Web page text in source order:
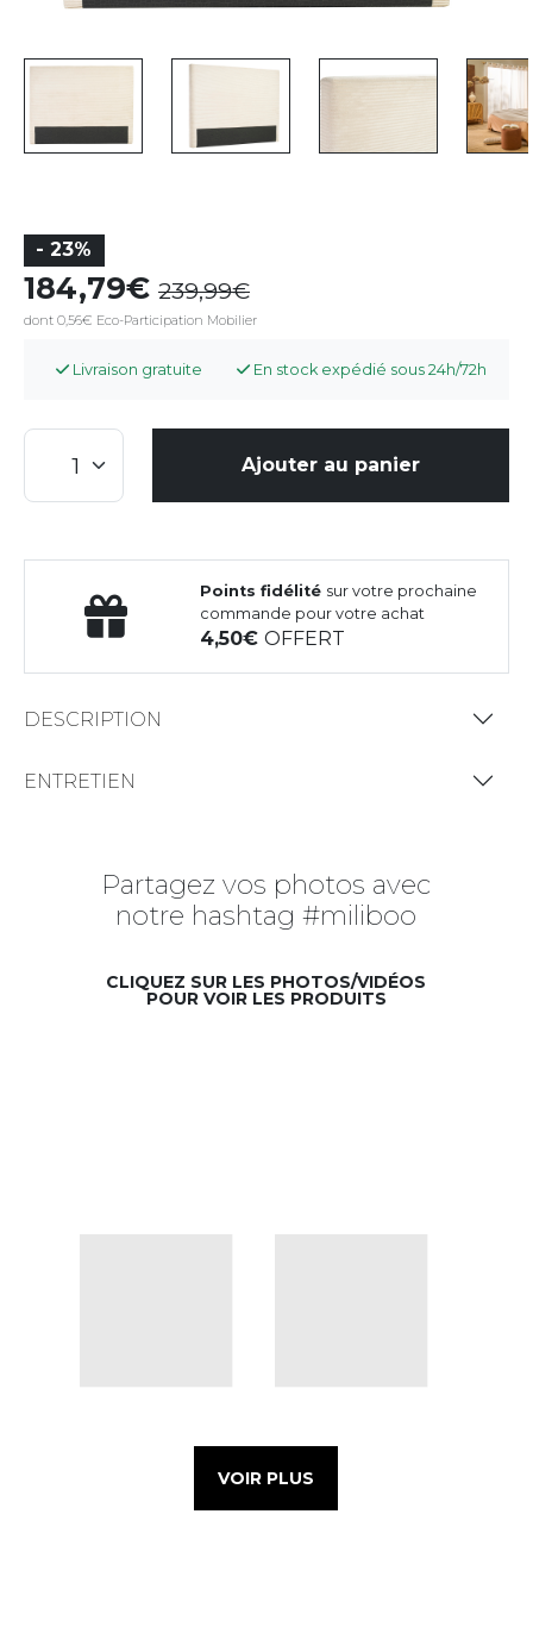
- 23%
184,79 239,99
dont 0,56€ Eco-Participation Mobilier
Livraison gratuite En stock expédié sous 24h/72h
Ajouter au panier
Points fidélité sur votre prochaine
commande pour votre achat
4,50OFFERT
DESCRIPTION
ENTRETIEN
Partagez vos photos avec
notre hashtag #miliboo
CLIQUEZ SUR LES PHOTOS/VIDÉOS
POUR VOIR LES PRODUITS
VOIR PLUS